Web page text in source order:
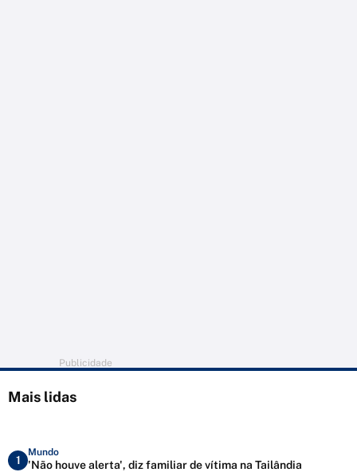
Publicidade
Mais lidas
1
Mundo
'Não houve alerta', diz familiar de vítima na Tailândia